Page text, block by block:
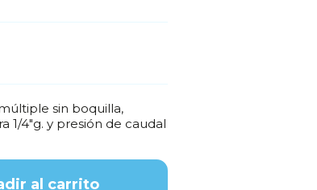
sin boquilla,
1/4"g. y presión de caudal
al carrito